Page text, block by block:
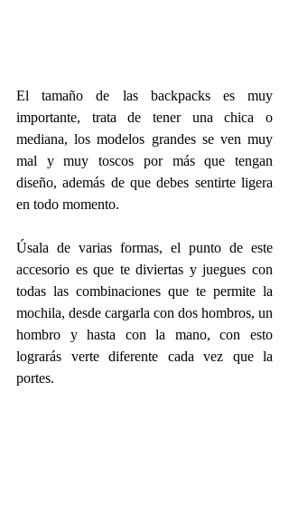
El tamaño de las backpacks es muy
importante, trata de tener una chica o
mediana, los modelos grandes se ven muy
mal y muy toscos por más que tengan
diseño, además de que debes sentirte ligera
en todo momento.
Úsala de varias formas, el punto de este
accesorio es que te diviertas y juegues con
todas las combinaciones que te permite la
mochila, desde cargarla con dos hombros, un
hombro y hasta con la mano, con esto
lograrás verte diferente cada vez que la
portes.